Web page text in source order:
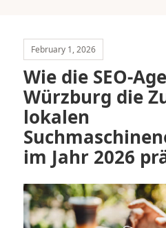
February 1, 2026
Wie die SEO-
Würzburg die
lokalen
im Jahr 2026